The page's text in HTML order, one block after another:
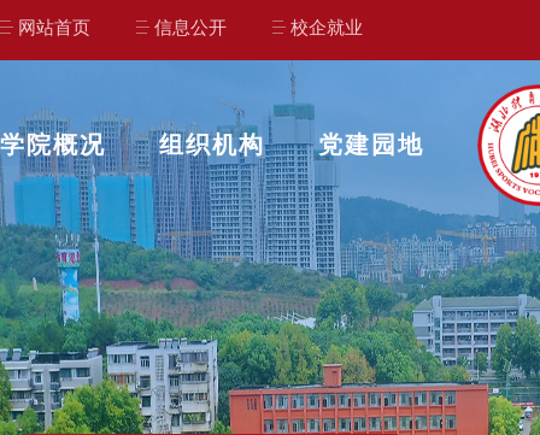
网站首页 信息公开 校企就业
学院概况 组织机构 党建园地